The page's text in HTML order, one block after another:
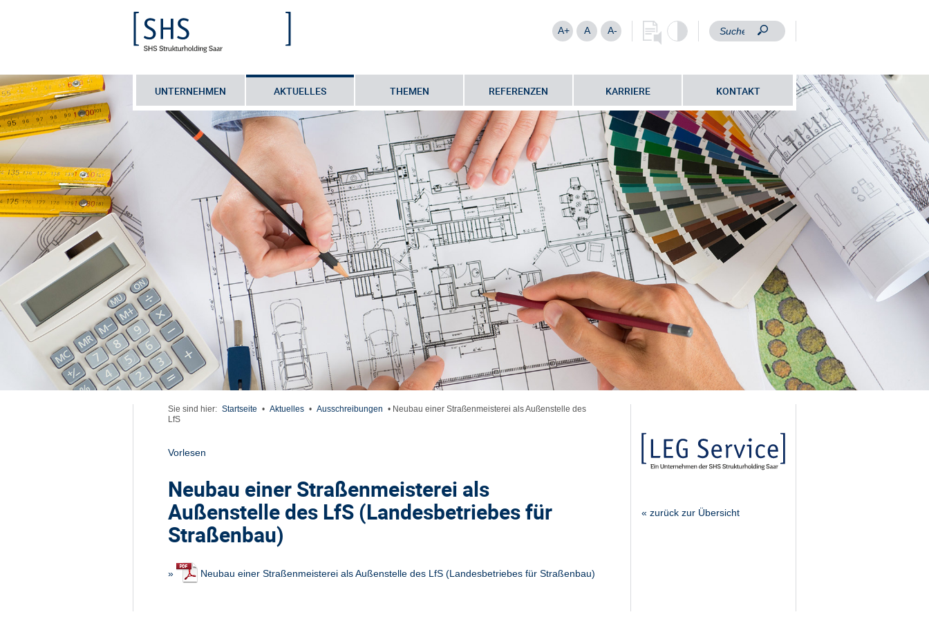
A+ A A-
UNTERNEHMEN AKTUELLES THEMEN REFERENZEN KARRIERE KONTAKT
Sie sind hier: Startseite • Aktuelles • Ausschreibungen • Neubau einer Straßenmeisterei als Außenstelle des
LfS
Vorlesen
Neubau einer Straßenmeisterei als
Außenstelle des LfS (Landesbetriebes für
Straßenbau)
» Neubau einer Straßenmeisterei als Außenstelle des LfS (Landesbetriebes für Straßenbau)
« zurück zur Übersicht